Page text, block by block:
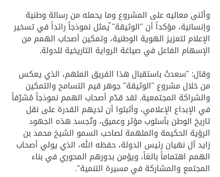
وأثنى معاليه على المشروع وما يحمله من رسالة وطنية
وإنسانية، مؤكداً أن "الوثيقة" ُيمثل نموذجاً رائداً في تسخير
الإعلام لتعزيز الهوية الوطنية، وتمكين أصحاب الهمم من
الإسهام الفاعل في صياغة الرواية التاريخية للدولة.
وقال: "سعدتُ باستقبال هذا الفريق الملهم، الذي يعكس
من خلال مشروع "الوثيقة" جوهر قيم التسامح والتمكين
والشراكة المجتمعية. لقد قدّم أصحاب الهمم نموذجاً مُشرّفاً
في الإبداع الإعلامي، وأثبتوا أن لديهم القدرة على نقل
تاريخ الوطن بأسلوب مؤثر وعميق، وتُجسد هذه الجهود
الرؤية الحكيمة والملهمة لصاحب السمو الشيخ محمد بن
زايد آل نهيان رئيس الدولة، حفظه الله، الذي يولي أصحاب
الهمم اهتماماً بالغاً، ويؤمن بدورهم المحوري في بناء
المجتمع والمشاركة في مسيرة التنمية".